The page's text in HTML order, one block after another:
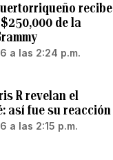
recibe
de la
a las 2:24 p.m.
R revelan el
así fue su reacción
a las 2:15 p.m.